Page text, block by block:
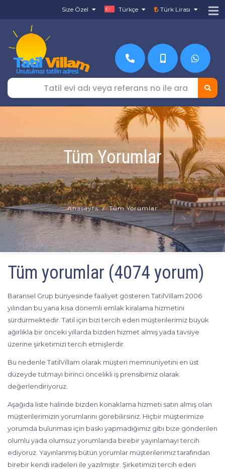
Size Özel Türkçe Türk Lirası
Tüm Yorumlar
Anasayfa Tüm Yorumlar
Tüm yorumlar (4074 yorum)
Baransel Grup bünyesinde faaliyet gösteren TatilVillam 2006
yılından bu yana kısa dönemli emlak kiralama hizmetini
sürdürmektedir. Tatil için bizi tercih eden müşterilerimiz büyük
ağırlıkla bir önceki yıllarda bizden hizmet almış yada tavsiye
üzerine şirketimizi tercih etmişlerdir.
Bu nedenle TatilVillam olarak müşteri memnuniyetini en üst
düzeyde tutmayı birinci öncelikli iş prensibimiz olarak
değerlendiriyoruz.
Aşağıda liste halinde bizden konaklama hizmeti satın almış olan
müşterilerimizin yorumlarını görebilirsiniz. Hiçbir müşterimize
yorumda bulunması için baskı yapmadığımız gibi bize gönderilen
olumlu yada olumsuz yorumlarıda birebir yayınlamayı tercih
ediyoruz. Yayınlanmış bütün yorumlar müşterilerimiz tarafından
birebir kendi iradeleri ile yazılmıştır. Şirketimizi tercih eden